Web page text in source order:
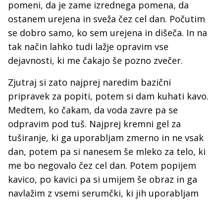
pomeni, da je zame izrednega pomena, da
ostanem urejena in sveža čez cel dan. Počutim
se dobro samo, ko sem urejena in dišeča. In na
tak način lahko tudi lažje opravim vse
dejavnosti, ki me čakajo še pozno zvečer.
Zjutraj si zato najprej naredim bazični
pripravek za popiti, potem si dam kuhati kavo.
Medtem, ko čakam, da voda zavre pa se
odpravim pod tuš. Najprej kremni gel za
tuširanje, ki ga uporabljam zmerno in ne vsak
dan, potem pa si nanesem še mleko za telo, ki
me bo negovalo čez cel dan. Potem popijem
kavico, po kavici pa si umijem še obraz in ga
navlažim z vsemi serumčki, ki jih uporabljam